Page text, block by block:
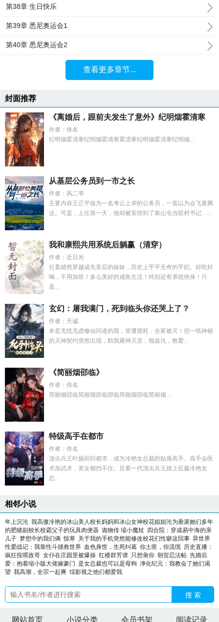
第38章 生日快乐
第39章 悉尼奥运会1
第40章 悉尼奥运会2
查看更多章节...
封面推荐
《离婚后，跟前夫发生了意外》纪明烟霍清寒
作者：佚名
纪明烟霍清寒纪明烟霍清寒霍清寒纪明烟霍清寒纪明烟...
从基层公务员到一市之长
作者：风二爷
主要内容王正平做为一名考公上岸的公务员，一直以为会飞黄腾
达。可是，上任第一天，他却被安排到了靠山屯当驻村书记…...
我和康熙共用系统后躺赢（清穿）
作者：近日光
社畜婧然穿越成先皇后的妹妹，历史上平平无奇的平妃。好吃好
喝，不用加班！多么美好的咸鱼生活！特别还有系统傍身！只
是...
玄幻：屠我满门，死到临头你还哭上了？
作者：天诚
本是无忧无虑修仙问道的我，突遭噩耗，全家被灭！但一纸神秘
的灭神契约突然出现，助我屠神灭灵，报血仇，救爱...
《简丽烟邵临》
作者：佚名
简丽烟邵临简丽烟邵临邵临简丽烟邵临简丽烟...
特级高手在都市
作者：佚名
顶尖兵王叶扬回归都市，成为冷艳女总裁的贴身高手。高手会医
术加武术，美女都挡不住。且看一代顶尖兵王踏上征服冷艳女
总...
相邻小说
年上沉沦 我高傲冷艳的冰山美人校长妈妈和冰山女神校花姐姐沦为垂涎她们多年
的肥猪副校长校霸父子的玩具肉便器 诡物传 缩小魔杖
四合院：穿成易中海的亲
儿子 梦想中的我们俩 惊寒 关于我的手机突然能修改校花们性癖这回事 异世界
性爱战记：我靠性斗拯救世界 血色身世，生死纠葛 你土匪，你流氓 历史直播：
疯狂投喂政哥 女仆在庄园里被爆操 红楼群芳谱 只想肏你 朝贺忍法帖 先婚后
爱：抱着缩小版大佬嫁豪门 是女总裁也可以是母狗 净化纪元：我教会了她们渴
望 我高潮，全宗一起爽 综影视之他们都爱我
搜 索
网站首页 小说分类 会员书架 阅读记录